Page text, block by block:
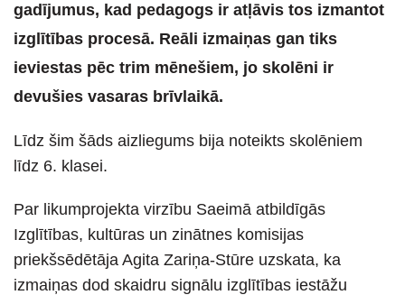
gadījumus, kad pedagogs ir atļāvis tos izmantot
izglītības procesā. Reāli izmaiņas gan tiks
ieviestas pēc trim mēnešiem, jo skolēni ir
devušies vasaras brīvlaikā.
Līdz šim šāds aizliegums bija noteikts skolēniem
līdz 6. klasei.
Par likumprojekta virzību Saeimā atbildīgās
Izglītības, kultūras un zinātnes komisijas
priekšsēdētāja Agita Zariņa-Stūre uzskata, ka
izmaiņas dod skaidru signālu izglītības iestāžu